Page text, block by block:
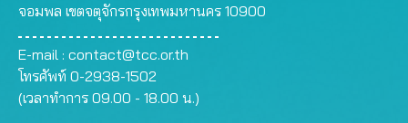
จอมพล เขตจตุจักรกรุงเทพมหานคร 10900
E-mail : contact@tcc.or.th
โทรศัพท์ 0-2938-1502
(เวลาทำการ 09.00 - 18.00 น.)